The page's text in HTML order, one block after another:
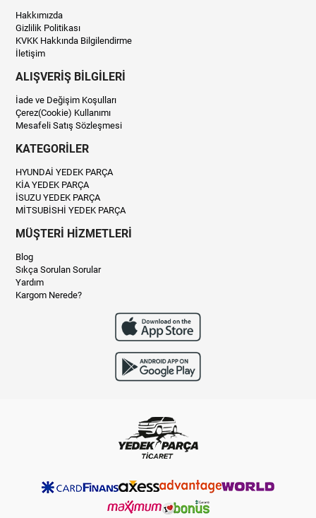
Hakkımızda
Gizlilik Politikası
KVKK Hakkında Bilgilendirme
İletişim
ALIŞVERİŞ BİLGİLERİ
İade ve Değişim Koşulları
Çerez(Cookie) Kullanımı
Mesafeli Satış Sözleşmesi
KATEGORİLER
HYUNDAİ YEDEK PARÇA
KİA YEDEK PARÇA
İSUZU YEDEK PARÇA
MİTSUBİSHİ YEDEK PARÇA
MÜŞTERİ HİZMETLERİ
Blog
Sıkça Sorulan Sorular
Yardım
Kargom Nerede?